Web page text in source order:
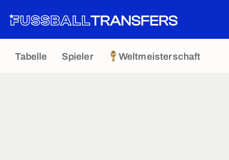
Tabelle Spieler Weltmeisterschaft